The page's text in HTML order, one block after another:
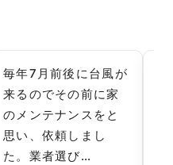
毎年7月前後に台風が
来るのでその前に家
のメンテナンスをと
思い、依頼しまし
た。業者選び…